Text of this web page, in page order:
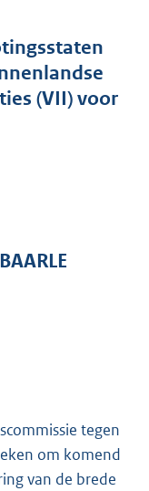
(VII) voor
tegen
om komend
van de brede